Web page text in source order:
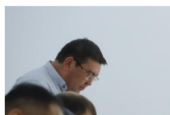
Matbuot anjumanlari
Konferensiyalar
Yordam